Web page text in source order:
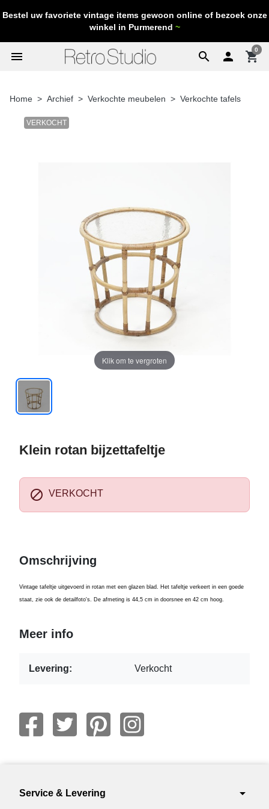
Bestel uw favoriete vintage items gewoon online of bezoek onze
winkel in Purmerend ~
search
menu  shopping_cart
0
Home Archief Verkochte meubelen Verkochte tafels
VERKOCHT
Klik om te vergroten
Klein rotan bijzettafeltje
 VERKOCHT
Omschrijving
Vintage tafeltje uitgevoerd in rotan met een glazen blad. Het tafeltje verkeert in een goede
staat, zie ook de detailfoto's. De afmeting is 44,5 cm in doorsnee en 42 cm hoog.
Meer info
Levering: Verkocht
Service & Levering arrow_drop_down